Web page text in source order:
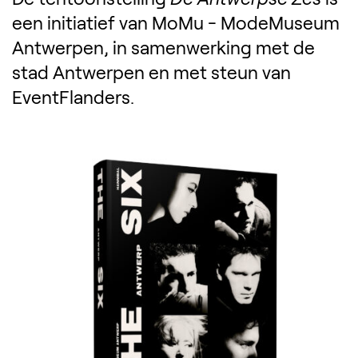
een initiatief van MoMu - ModeMuseum
Antwerpen, in samenwerking met de
stad Antwerpen en met steun van
EventFlanders.